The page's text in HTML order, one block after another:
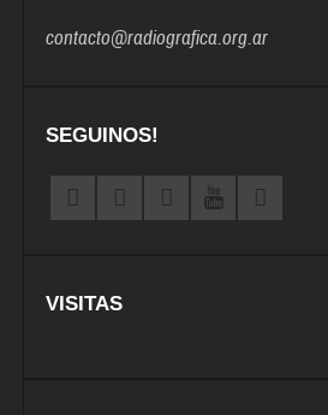
contacto@radiografica.org.ar
SEGUINOS!
VISITAS